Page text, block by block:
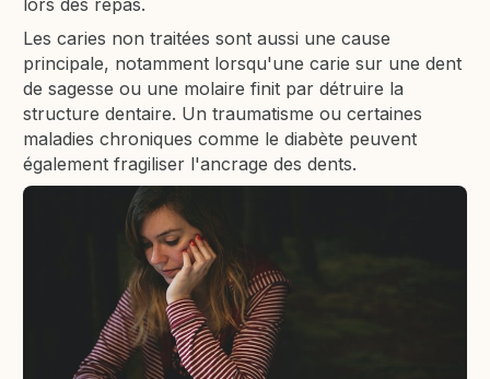
lors des repas.
Les caries non traitées sont aussi une cause
principale, notamment lorsqu'une carie sur une dent
de sagesse ou une molaire finit par détruire la
structure dentaire. Un traumatisme ou certaines
maladies chroniques comme le diabète peuvent
également fragiliser l'ancrage des dents.